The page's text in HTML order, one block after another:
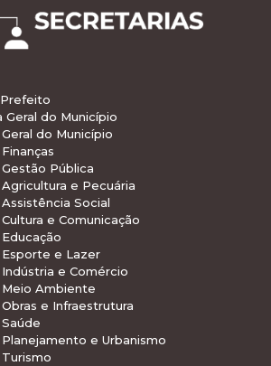
Geral do Município
do Município
Pública
e Pecuária
Social
e Comunicação
Esporte e Lazer
e Comércio
Meio Ambiente
e Infraestrutura
e Urbanismo